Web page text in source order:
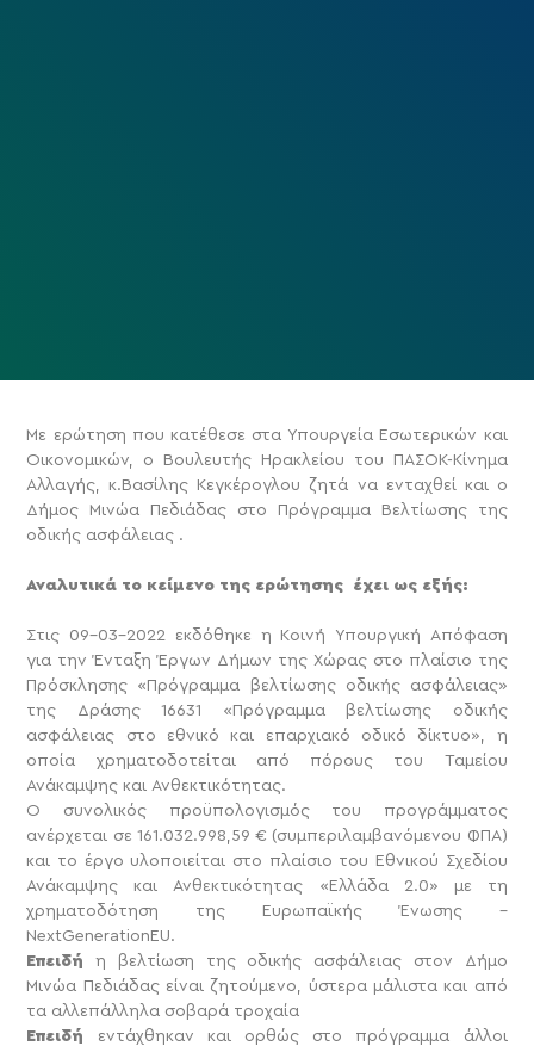
Με ερώτηση που κατέθεσε στα Υπουργεία Εσωτερικών και
Οικονομικών, ο Βουλευτής Ηρακλείου του ΠΑΣΟΚ-Κίνημα
Αλλαγής, κ.Βασίλης Κεγκέρογλου ζητά να ενταχθεί και ο
Δήμος Μινώα Πεδιάδας στο Πρόγραμμα Βελτίωσης της
οδικής ασφάλειας .
Αναλυτικά το κείμενο της ερώτησης έχει ως εξής:
Στις 09-03-2022 εκδόθηκε η Κοινή Υπουργική Απόφαση
για την Ένταξη Έργων Δήμων της Χώρας στο πλαίσιο της
Πρόσκλησης «Πρόγραμμα βελτίωσης οδικής ασφάλειας»
της Δράσης 16631 «Πρόγραμμα βελτίωσης οδικής
ασφάλειας στο εθνικό και επαρχιακό οδικό δίκτυο», η
οποία χρηματοδοτείται από πόρους του Ταμείου
Ανάκαμψης και Ανθεκτικότητας.
Ο συνολικός προϋπολογισμός του προγράμματος
ανέρχεται σε 161.032.998,59 € (συμπεριλαμβανόμενου ΦΠΑ)
και το έργο υλοποιείται στο πλαίσιο του Εθνικού Σχεδίου
Ανάκαμψης και Ανθεκτικότητας «Ελλάδα 2.0» με τη
χρηματοδότηση της Ευρωπαϊκής Ένωσης –
NextGenerationEU.
Επειδήη βελτίωση της οδικής ασφάλειας στον Δήμο
Μινώα Πεδιάδας είναι ζητούμενο, ύστερα μάλιστα και από
τα αλλεπάλληλα σοβαρά τροχαία
Επειδή
εντάχθηκαν και ορθώς στο πρόγραμμα άλλοι